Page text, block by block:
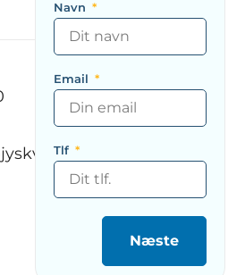
Navn
Email
Tlf
Næste